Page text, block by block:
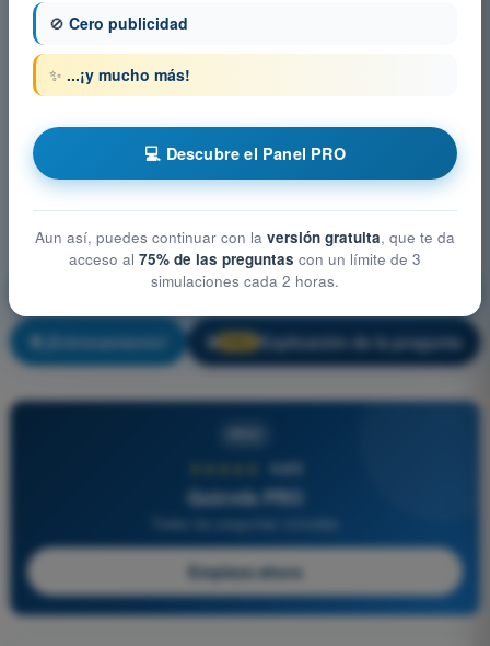
Restricciones del espacio aéreo
¡Entrenamiento! 🔒 Explicación de la pregunta
4,6/5
Quizvds PRO
Empieza ahora
🚫 Cero publicidad
✨ ...¡y mucho más!
💻 Descubre el Panel PRO
Aun así, puedes continuar con la versión gratuita, que te da
acceso al 75% de las preguntas con un límite de 3
simulaciones cada 2 horas.